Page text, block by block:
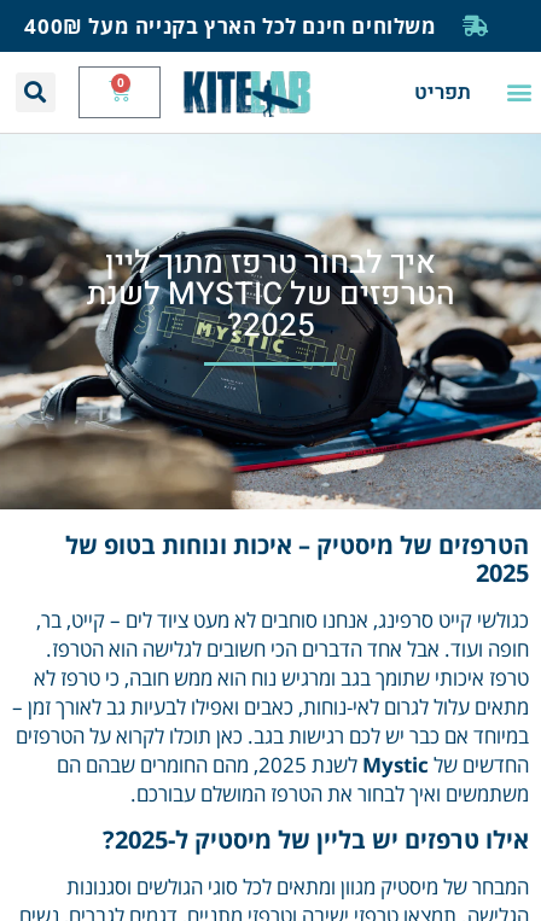
משלוחים חינם לכל הארץ בקנייה מעל 400₪
תפריט
איך לבחור טרפז מתוך ליין
הטרפזים של MYSTIC לשנת
2025?
של מיסטיק – איכות ונוחות בטופ של
קייט סרפינג, אנחנו סוחבים לא מעט ציוד לים – קייט, בר,
ועוד. אבל אחד הדברים הכי חשובים לגלישה הוא הטרפז.
איכותי שתומך בגב ומרגיש נוח הוא ממש חובה, כי טרפז לא
עלול לגרום לאי-נוחות, כאבים ואפילו לבעיות גב לאורך זמן –
אם כבר יש לכם רגישות בגב. כאן תוכלו לקרוא על הטרפזים
שלMystic
לשנת 2025, מהם החומרים שבהם הם
ואיך לבחור את הטרפז המושלם עבורכם.
טרפזים יש בליין של מיסטיק ל-2025?
של מיסטיק מגוון ומתאים לכל סוגי הגולשים וסגנונות